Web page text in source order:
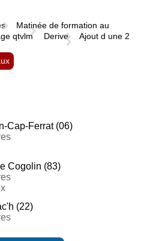
Matinée de formation au
qtvlm
Derive
Ajout d une 2
Cap-Ferrat (06)
Cogolin (83)
(22)